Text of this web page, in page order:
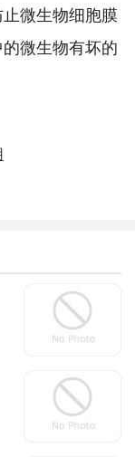
微生物细胞膜
微生物有坏的